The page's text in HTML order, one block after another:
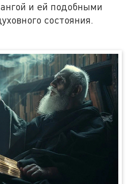
и ей подобными
состояния.